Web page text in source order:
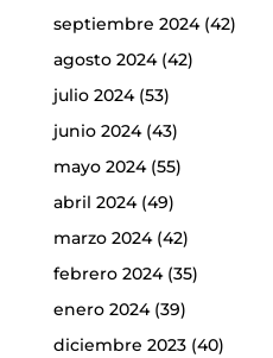
septiembre 2024(42)
agosto 2024(42)
julio 2024(53)
junio 2024(43)
mayo 2024(55)
abril 2024(49)
marzo 2024(42)
febrero 2024(35)
enero 2024(39)
diciembre 2023(40)